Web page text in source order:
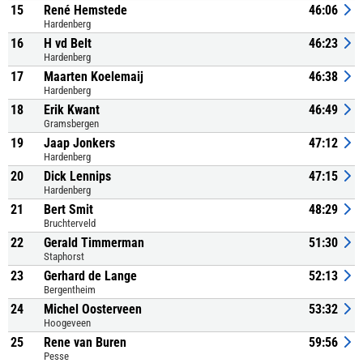
15 René Hemstede
Hardenberg
46:06
16 H vd Belt
Hardenberg
46:23
17 Maarten Koelemaij
Hardenberg
46:38
18 Erik Kwant
Gramsbergen
46:49
19 Jaap Jonkers
Hardenberg
47:12
20 Dick Lennips
Hardenberg
47:15
21 Bert Smit
Bruchterveld
48:29
22 Gerald Timmerman
Staphorst
51:30
23 Gerhard de Lange
Bergentheim
52:13
24 Michel Oosterveen
Hoogeveen
53:32
25 Rene van Buren
Pesse
59:56